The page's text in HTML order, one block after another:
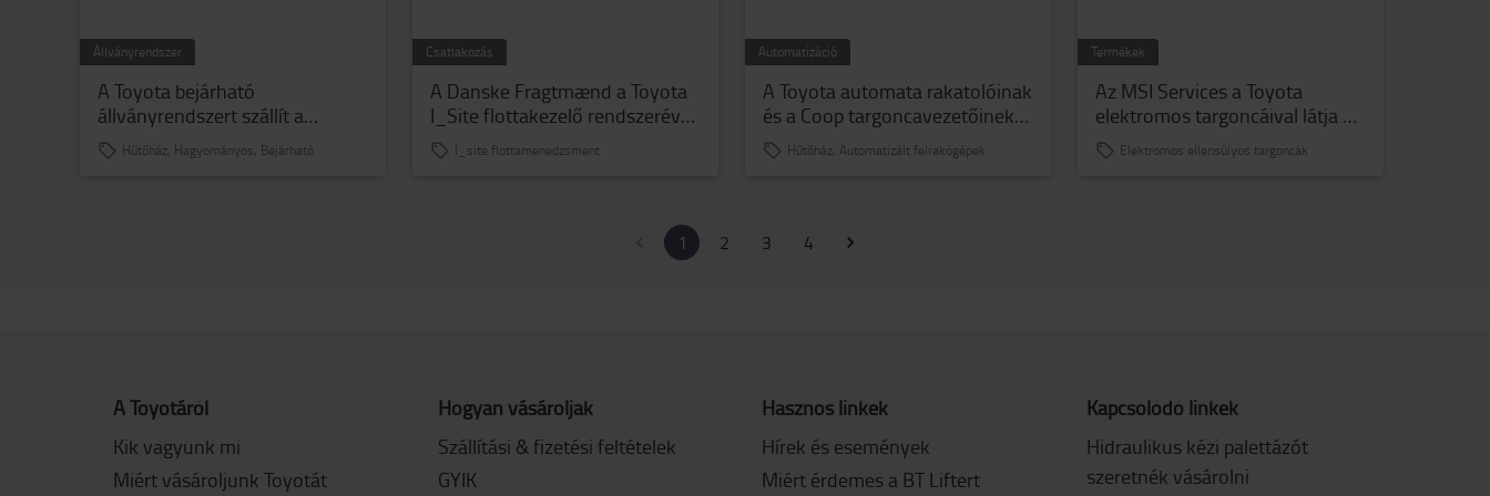
Állványrendszer
A Toyota bejárható
állványrendszert szállít a
Natures Menu cégnek
Hűtőház, Hagyományos, Bejárható
Csatlakozás
A Danske Fragtmænd a Toyota
I_Site flottakezelő rendszerével
fokozza termelékenységét és a
működés biztonságát
I_site flottamenedzsment
Automatizáció
A Toyota automata rakatolóinak
és a Coop targoncavezetőinek
biztonságos együttműködése
Hűtőház, Automatizált felrakógépek
Termékek
Az MSI Services a Toyota
elektromos targoncáival látja el
logisztikai feladatait
Elektromos ellensúlyos targoncák
1 2 3 4
A Toyotáról
Kik vagyunk mi
Miért vásároljunk Toyotát
Hogyan vásároljak
Szállítási & fizetési feltételek
GYIK
Hasznos linkek
Hírek és események
Miért érdemes a BT Liftert
Kapcsolódó linkek
Hidraulikus kézi palettázót
szeretnék vásárolni